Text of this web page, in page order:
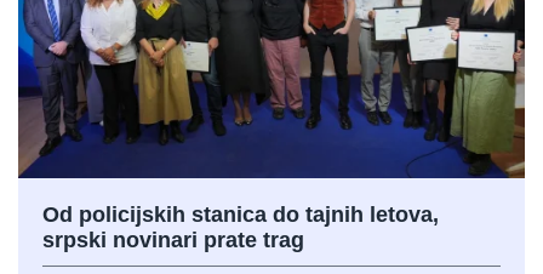
Od policijskih stanica do tajnih letova,
srpski novinari prate trag